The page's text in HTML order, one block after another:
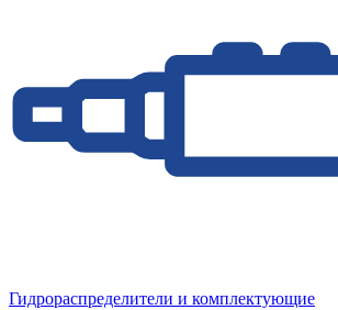
Гидрораспределители и комплектующие